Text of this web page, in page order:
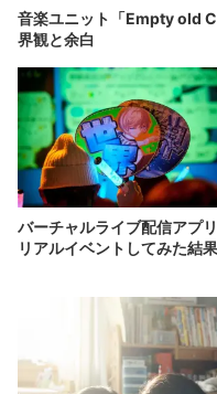
音楽ユニット「Empty old
界観と余白
バーチャルライブ配信アプ
リアルイベントしてみた結